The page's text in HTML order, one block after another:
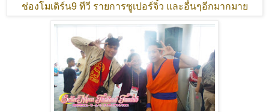
ช่องโมเดิร์น9 ทีวี รายการซูเปอร์จิ๋ว และอื่นๆอีกมากมาย